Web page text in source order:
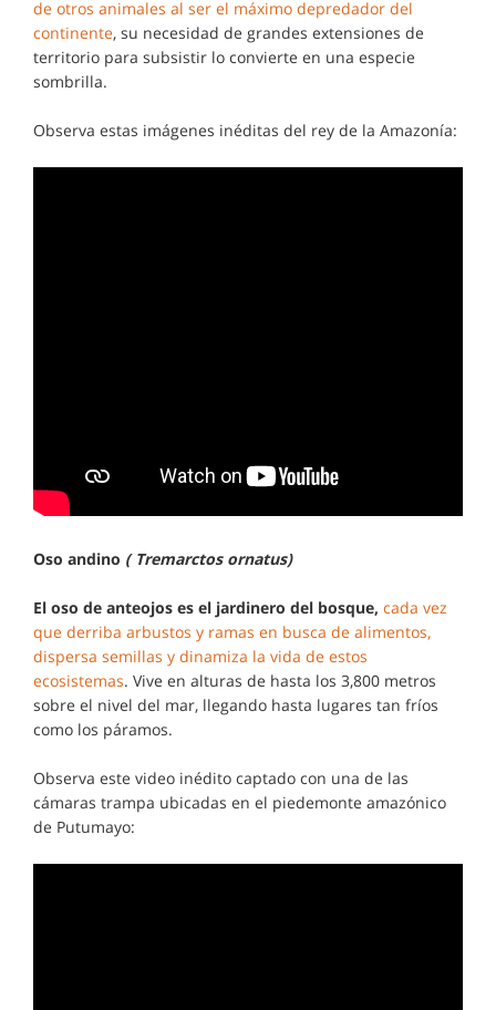
de otros animales al ser el máximo depredador del
continente, su necesidad de grandes extensiones de
territorio para subsistir lo convierte en una especie
sombrilla.
Observa estas imágenes inéditas del rey de la Amazonía:
Oso andino ( Tremarctos ornatus)
El oso de anteojos es el jardinero del bosque, cada vez
que derriba arbustos y ramas en busca de alimentos,
dispersa semillas y dinamiza la vida de estos
ecosistemas. Vive en alturas de hasta los 3,800 metros
sobre el nivel del mar, llegando hasta lugares tan fríos
como los páramos.
Observa este video inédito captado con una de las
cámaras trampa ubicadas en el piedemonte amazónico
de Putumayo: